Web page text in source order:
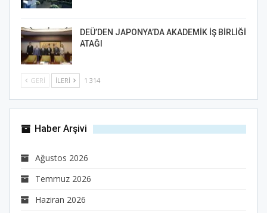
DEÜ’DEN JAPONYA’DA AKADEMİK İŞ BİRLİĞİ
ATAĞI
GERI İLERI 1 314
Haber Arşivi
Ağustos 2026
Temmuz 2026
Haziran 2026